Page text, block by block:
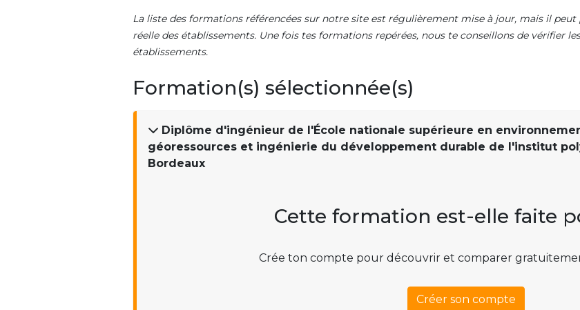
La liste des formations référencées sur notre site est régulièrement mise à jour, mais il
réelle des établissements. Une fois tes formations repérées, nous te conseillons de vérifier
établissements.
Formation(s) sélectionnée(s)
Diplôme d'ingénieur de l'École nationale supérieure en
géoressources et ingénierie du développement durable de l'institut
Bordeaux
Cette formation est-elle faite
Crée ton compte pour découvrir et comparer
Créer son compte